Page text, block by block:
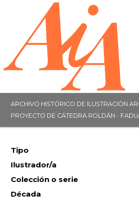
ARCHIVO HISTÓRICO DE ILUSTRACIÓN
PROYECTO DE CÁTEDRA ROLDÁN -
Tipo
Ilustrador/a
Colección o serie
Década